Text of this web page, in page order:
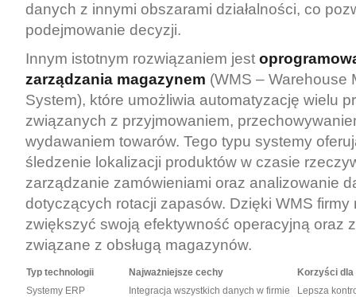
danych z innymi obszarami działalności, co
podejmowanie decyzji.
Innym istotnym rozwiązaniem jest
zarządzania magazynem (WMS – Warehouse
System), które umożliwia automatyzację wielu
związanych z przyjmowaniem,
wydawaniem towarów. Tego typu systemy
śledzenie lokalizacji produktów w czasie
zarządzanie zamówieniami oraz analizowanie
dotyczących rotacji zapasów. Dzięki WMS firmy
zwiększyć swoją efektywność operacyjną oraz
związane z obsługą magazynów.
Typ technologii Najważniejsze cechy
Korzyści dla
Systemy ERP
Integracja wszystkich danych w firmie Lepsza